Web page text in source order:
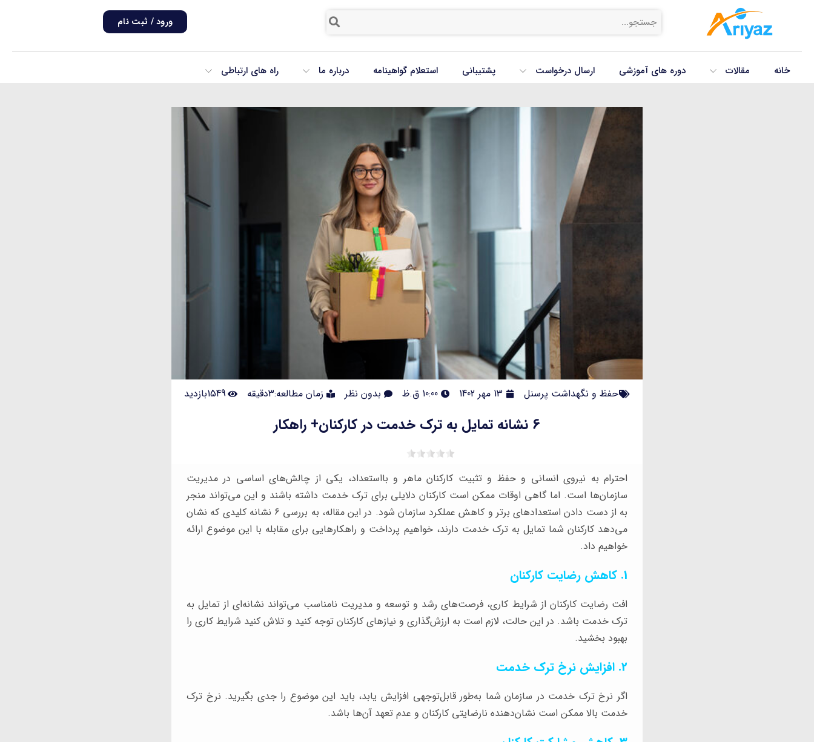
ورود / ثبت نام
خانه مقالات دوره های آموزشی ارسال درخواست پشتیبانی استعلام گواهینامه درباره ما راه های ارتباطی
حفظ و نگهداشت پرسنل 13 مهر 1402 10:00 ق.ظ بدون نظر زمان مطالعه:3دقیقه 1549بازدید
6 نشانه تمایل به ترک خدمت در کارکنان+ راهکار
احترام به نیروی انسانی و حفظ و تثبیت کارکنان ماهر و بااستعداد، یکی از چالش‌های اساسی در مدیریت
سازمان‌ها است. اما گاهی اوقات ممکن است کارکنان دلایلی برای ترک خدمت داشته باشند و این می‌تواند منجر
به از دست دادن استعدادهای برتر و کاهش عملکرد سازمان شود. در این مقاله، به بررسی 6 نشانه کلیدی که نشان
می‌دهد کارکنان شما تمایل به ترک خدمت دارند، خواهیم پرداخت و راهکارهایی برای مقابله با این موضوع ارائه
خواهیم داد.
1. کاهش رضایت کارکنان
افت رضایت کارکنان از شرایط کاری، فرصت‌های رشد و توسعه و مدیریت نامناسب می‌تواند نشانه‌ای از تمایل به
ترک خدمت باشد. در این حالت، لازم است به ارزش‌گذاری و نیازهای کارکنان توجه کنید و تلاش کنید شرایط کاری را
بهبود بخشید.
2. افزایش نرخ ترک خدمت
اگر نرخ ترک خدمت در سازمان شما به‌طور قابل‌توجهی افزایش یابد، باید این موضوع را جدی بگیرید. نرخ ترک
خدمت بالا ممکن است نشان‌دهنده نارضایتی کارکنان و عدم تعهد آن‌ها باشد.